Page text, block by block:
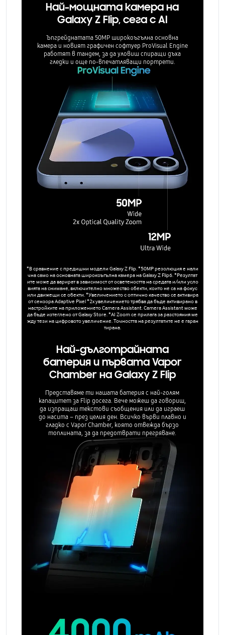
Най-мощната камера на
Galaxy Z Flip, сега с AI
Ъпгрейднатата 50MP широкоъгълна основна
камера и новият графичен софтуер ProVisual Engine
работят в тандем, за да уловиш спиращи дъха
гледки и още по-впечатляващи портрети.
*В сравнение с предишни модели Galaxy Z Flip. *50MP резолюция е нали
чна само на основната широкоъгълна камера на Galaxy Z Flip6. *Резултат
ите може да варират в зависимост от осветеността на средата и/или усло
вията на снимане, включително множество обекти, които не са на фокус
или движещи се обекти. *Увеличението с оптично качество се активира
от сензора Adaptive Pixel *2x увеличението трябва да бъде активирано в
настройките на приложението Camera Assistant. Camera Assistant може
да бъде изтеглено от Galaxy Store. *AI Zoom се прилага за разстояния ме
жду тези на цифровото увеличение. Точността на резултатите не е гаран
тирана.
Най-дълготрайната
батерия и първата Vapor
Chamber на Galaxy Z Flip
Представяме ти нашата батерия с най-голям
капацитет за Flip досега. Вече можеш да говориш,
да изпращаш текстови съобщения или да играеш
до насита – през целия ден. Всичко върви плавно и
гладко с Vapor Chamber, която отвежда бързо
топлината, за да предотврати прегряване.